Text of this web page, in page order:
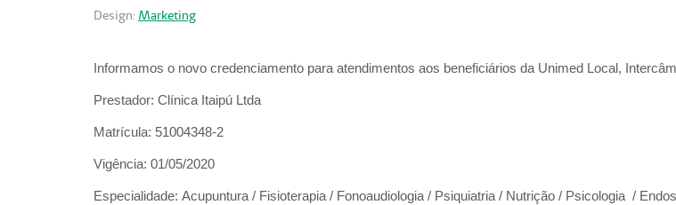
Design: Marketing
Informamos o novo credenciamento para atendimentos aos beneficiários da Unimed Local,
Prestador: Clínica Itaipú Ltda
Matrícula: 51004348-2
Vigência: 01/05/2020
Especialidade: Acupuntura / Fisioterapia / Fonoaudiologia / Psiquiatria / Nutrição / Psicologia /